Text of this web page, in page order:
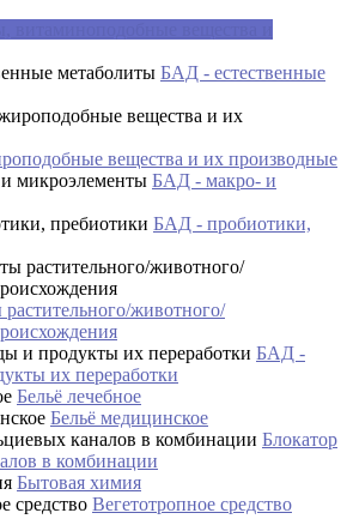
БАД - естественные
вещества и их производные
БАД - макро- и
БАД - пробиотики,
животного/
БАД -
их переработки
Бельё лечебное
Бельё медицинское
Блокатор
в комбинации
Бытовая химия
Вегетотропное средство